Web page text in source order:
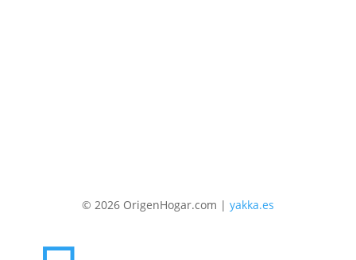
© 2026 OrigenHogar.com | yakka.es